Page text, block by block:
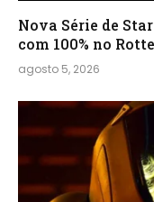
Nova Série de
com 100% no
agosto 5, 2026